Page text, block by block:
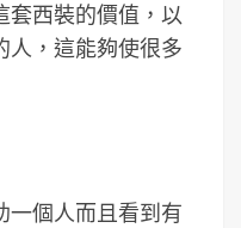
套西裝的價值，以
人，這能夠使很多
一個人而且看到有